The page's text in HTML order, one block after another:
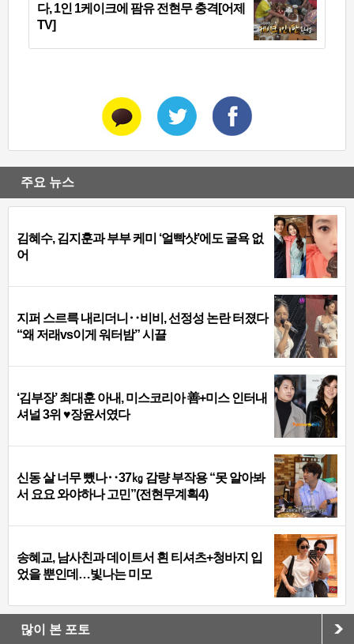
다, 1인 1케이크에 팜유 전현무 충격[어제
TV]
주요 뉴스
김혜수, 김지훈과 부부 케미 ‘얼빡샷’에도 굴욕 없
어
지퍼 스르륵 내리더니‥비비, 선정성 논란 터졌다
“왜 저래vs이게 워터밤” 시끌
‘김부장’ 최대훈 아내, 미스코리아 善+미스 인터내
셔널 3위 ♥장윤서였다
신동 살 너무 뺐나‥37㎏ 감량 부작용 “못 알아봐
서 요요 와야하나 고민”(전현무계획4)
송혜교, 남사친과 데이트서 흰 티셔츠+청바지 입
었을 뿐인데…빛나는 미모
많이 본 포토